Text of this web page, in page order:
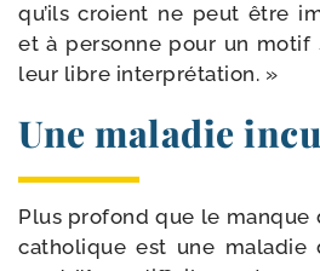
qu’ils croient ne peut être
et à per­sonne pour un motif
leur libre interprétation. »
Une maladie
Plus pro­fond que le
catho­lique est une mala­die